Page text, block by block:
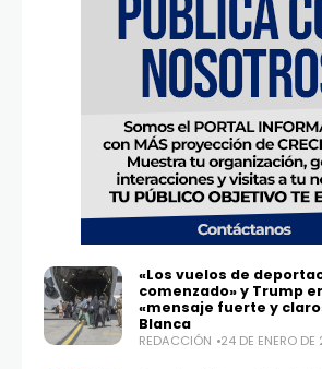
«Los vuelos de
comenzado» y Trump
«mensaje fuerte y
Blanca
REDACCIÓN 24 DE ENERO